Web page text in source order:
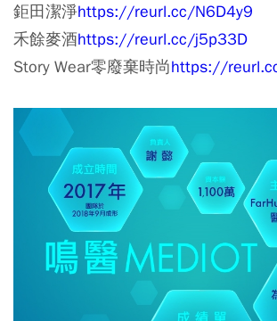
鉅田潔淨https://reurl.cc/N6D4y9
禾餘麥酒https://reurl.cc/j5p33D
Story Wear零廢棄時尚https://